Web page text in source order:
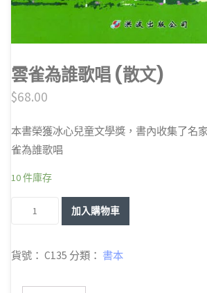
雲雀為誰歌唱 (散文)
$68.00
本書榮獲冰心兒童文學獎，書內收集了名
雀為誰歌唱
10 件庫存
誰
加入購物車
貨號：C135 分類： 書本